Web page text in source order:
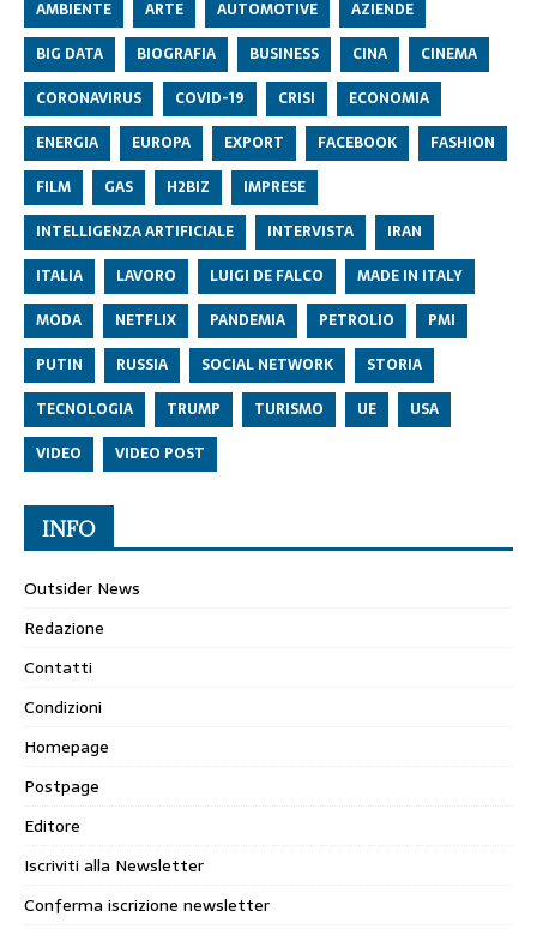
AMBIENTE ARTE AUTOMOTIVE
AZIENDE
BIG DATA
BIOGRAFIA BUSINESS CINA
CINEMA
CORONAVIRUS
COVID-19 CRISI
ECONOMIA
ENERGIA
EUROPA EXPORT FACEBOOK
FASHION
FILM
GAS H2BIZ
IMPRESE
INTELLIGENZA ARTIFICIALE
INTERVISTA
IRAN
ITALIA
LAVORO LUIGI DE FALCO
MADE IN ITALY
MODA
NETFLIX PANDEMIA PETROLIO
PMI
PUTIN
RUSSIA SOCIAL NETWORK
STORIA
TECNOLOGIA
TRUMP TURISMO UE
USA
VIDEO
VIDEO POST
INFO
Outsider News
Redazione
Contatti
Condizioni
Homepage
Postpage
Editore
Iscriviti alla Newsletter
Conferma iscrizione newsletter